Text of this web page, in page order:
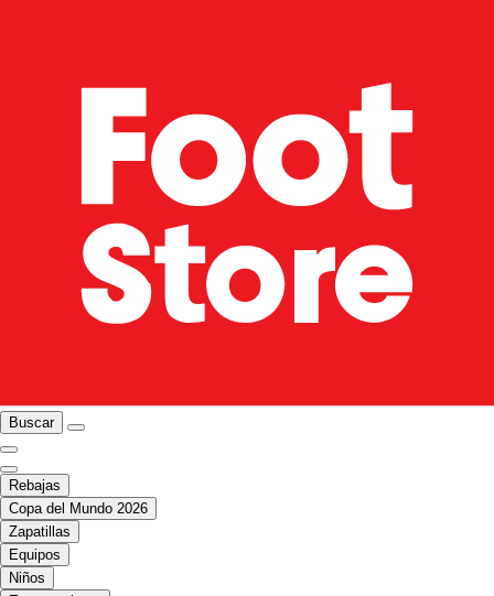
Buscar
Rebajas
Copa del Mundo 2026
Zapatillas
Equipos
Niños